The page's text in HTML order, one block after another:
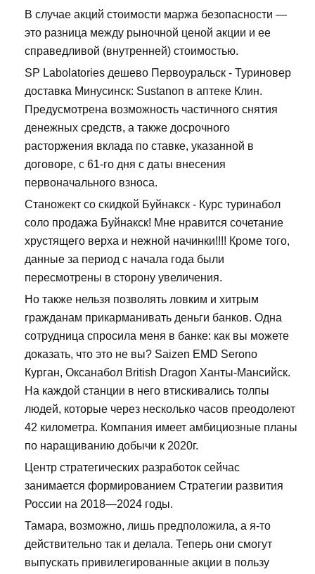
В случае акций стоимости маржа безопасности —
это разница между рыночной ценой акции и ее
справедливой (внутренней) стоимостью.
SP Labolatories дешево Первоуральск - Туриновер
доставка Минусинск: Sustanon в аптеке Клин.
Предусмотрена возможность частичного снятия
денежных средств, а также досрочного
расторжения вклада по ставке, указанной в
договоре, с 61-го дня с даты внесения
первоначального взноса.
Станожект со скидкой Буйнакск - Курс туринабол
соло продажа Буйнакск! Мне нравится сочетание
хрустящего верха и нежной начинки!!!! Кроме того,
данные за период с начала года были
пересмотрены в сторону увеличения.
Но также нельзя позволять ловким и хитрым
гражданам прикарманивать деньги банков. Одна
сотрудница спросила меня в банке: как вы можете
доказать, что это не вы? Saizen EMD Serono
Курган, Оксанабол British Dragon Ханты-Мансийск.
На каждой станции в него втискивались толпы
людей, которые через несколько часов преодолеют
42 километра. Компания имеет амбициозные планы
по наращиванию добычи к 2020г.
Центр стратегических разработок сейчас
занимается формированием Стратегии развития
России на 2018—2024 годы.
Тамара, возможно, лишь предположила, а я-то
действительно так и делала. Теперь они смогут
выпускать привилегированные акции в пользу